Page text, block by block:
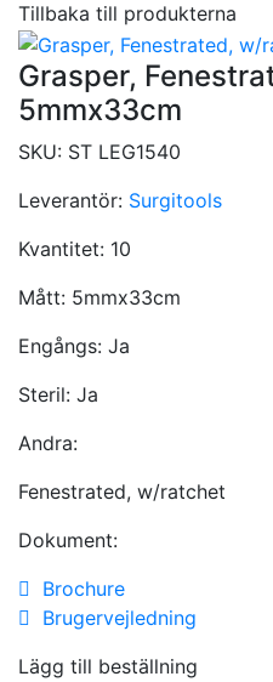
Tillbaka till produkterna
Grasper,
5mmx33cm
SKU: ST LEG1540
Leverantör: Surgitools
Kvantitet: 10
Mått: 5mmx33cm
Engångs: Ja
Steril: Ja
Andra:
Fenestrated, w/ratchet
Dokument:
Brochure
Brugervejledning
Lägg till beställning